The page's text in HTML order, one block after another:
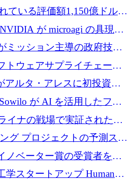
を支援
ている評価額1,150億ドルで
売却を確認が microagi の具現化
推進
ミッション主導の政府技術
ートフォリオを拡大し ETG
トウェアサプライチェーン
めに265万ドルを確保
アルタ・アレスに初投資、
ンドに5億ユーロを拠出
が AI を活用したファ
テリジェンス プラットフォ
めにプレシードを調達
イナの戦場で実証された防
ために5,000万ユーロの欧州
グ プロジェクトの予測スタ
が a16z アクセラレータか
ノベーター賞の受賞者を紹
学スタートアップ Humanoid